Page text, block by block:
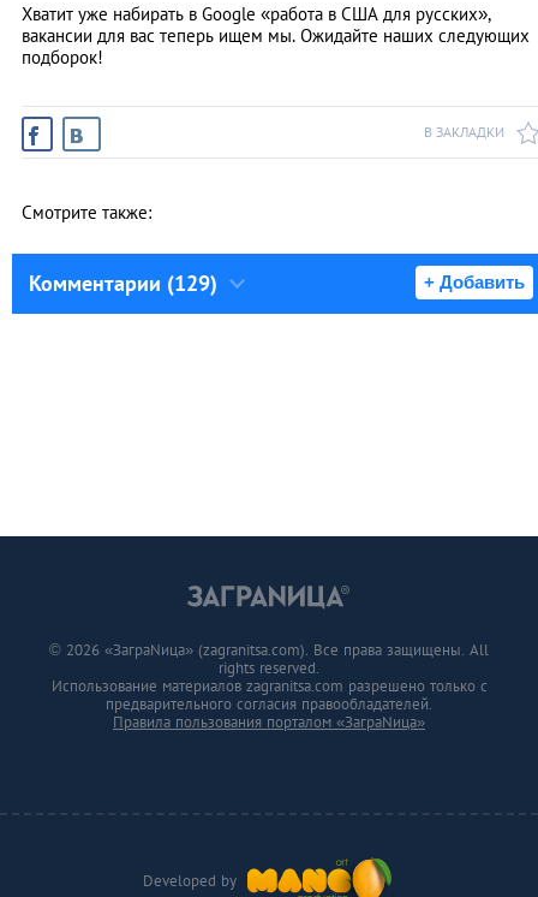
Хватит уже набирать в Google «работа в США для русских»,
вакансии для вас теперь ищем мы. Ожидайте наших следующих
подборок!
В ЗАКЛАДКИ
Смотрите также:
Комментарии (129) + Добавить
Developed by
© 2026 «ЗаграNица» (zagranitsa.com). Все права защищены. All
rights reserved.
Использование материалов zagranitsa.com разрешено только с
предварительного согласия правообладателей.
Правила пользования порталом «ЗаграNица»